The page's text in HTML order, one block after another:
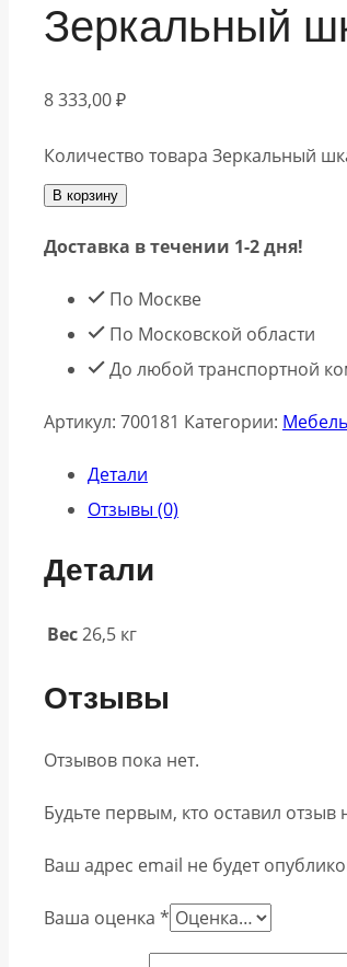
Зеркальный
8 333,00₽
Количество товара Зеркальный
В корзину
Доставка в течении 1-2 дня!
По Москве
По Московской области
До любой транспортной
Артикул: 700181 Категории:
Детали
Отзывы (0)
Детали
Вес26,5 кг
Отзывы
Отзывов пока нет.
Будьте первым, кто оставил
Ваш адрес email не будет
Ваша оценка *